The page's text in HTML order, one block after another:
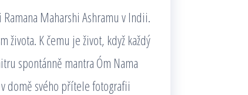
Maharshi Ashramu v Indii.
života. K čemu je život, když každý
spontánně mantra Óm Nama
domě svého přítele fotografii